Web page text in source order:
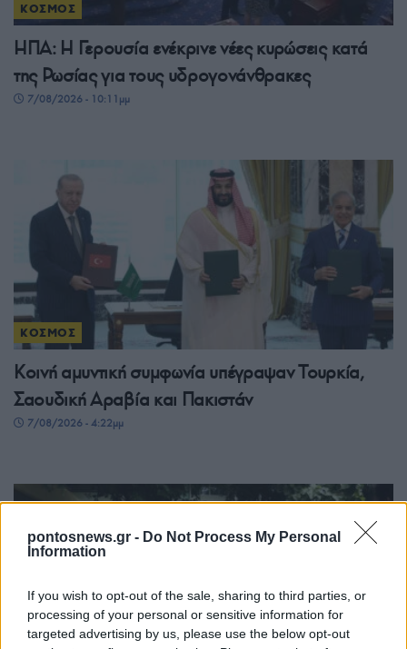
pontosnews.gr - Do Not Process My Personal
Information
If you wish to opt-out of the sale, sharing to third parties, or
processing of your personal or sensitive information for
targeted advertising by us, please use the below opt-out
ΚΟΣΜΟΣ
ΗΠΑ: Η Γερουσία ενέκρινε νέες κυρώσεις κατά
της Ρωσίας για τους υδρογονάνθρακες
7/08/2026 - 10:11μμ
ΚΟΣΜΟΣ
Κοινή αμυντική συμφωνία υπέγραψαν Τουρκία,
Σαουδική Αραβία και Πακιστάν
7/08/2026 - 4:22μμ